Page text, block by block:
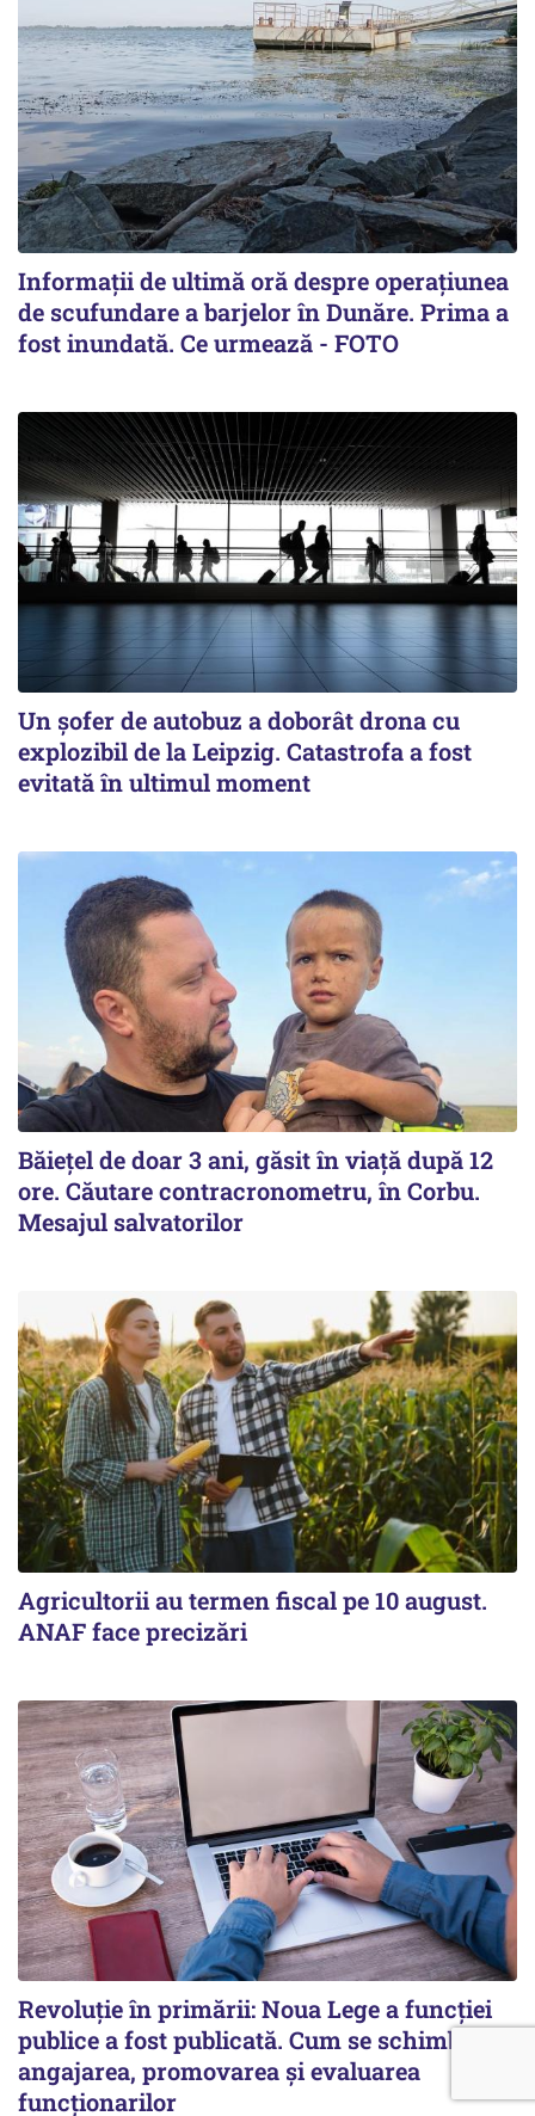
Informații de ultimă oră despre operațiunea
de scufundare a barjelor în Dunăre. Prima a
fost inundată. Ce urmează - FOTO
Un șofer de autobuz a doborât drona cu
explozibil de la Leipzig. Catastrofa a fost
evitată în ultimul moment
Băiețel de doar 3 ani, găsit în viață după 12
ore. Căutare contracronometru, în Corbu.
Mesajul salvatorilor
Agricultorii au termen fiscal pe 10 august.
ANAF face precizări
Revoluție în primării: Noua Lege a funcției
publice a fost publicată. Cum se schimbă
angajarea, promovarea și evaluarea
funcționarilor